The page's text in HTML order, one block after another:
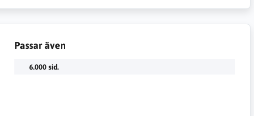
Passar även
6.000 sid.